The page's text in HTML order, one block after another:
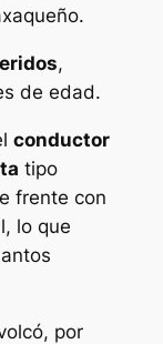
,
de edad.
conductor
tipo
frente con
lo que
por